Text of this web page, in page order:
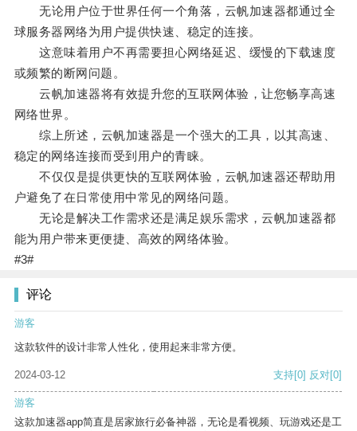
无论用户位于世界任何一个角落，云帆加速器都通过全
球服务器网络为用户提供快速、稳定的连接。
这意味着用户不再需要担心网络延迟、缓慢的下载速度
或频繁的断网问题。
云帆加速器将有效提升您的互联网体验，让您畅享高速
网络世界。
综上所述，云帆加速器是一个强大的工具，以其高速、
稳定的网络连接而受到用户的青睐。
不仅仅是提供更快的互联网体验，云帆加速器还帮助用
户避免了在日常使用中常见的网络问题。
无论是解决工作需求还是满足娱乐需求，云帆加速器都
能为用户带来更便捷、高效的网络体验。
#3#
评论
游客
这款软件的设计非常人性化，使用起来非常方便。
2024-03-12 支持[0] 反对[0]
游客
这款加速器app简直是居家旅行必备神器，无论是看视频、玩游戏还是工